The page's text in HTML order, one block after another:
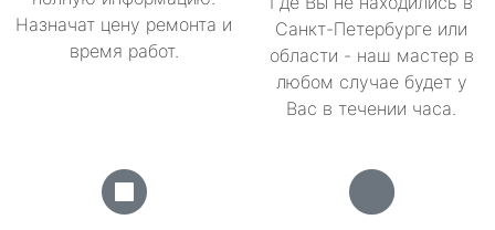
Назначат цену ремонта и
время работ.
Санкт-Петербурге или
области - наш мастер в
любом случае будет у
Вас в течении часа.